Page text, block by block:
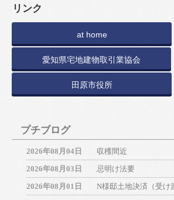
リンク
at home
愛知県宅地建物取引業協会
田原市役所
プチブログ
2026年08月04日
収穫間近
2026年08月03日
忌明け法要
2026年08月01日
N様邸土地決済（受け